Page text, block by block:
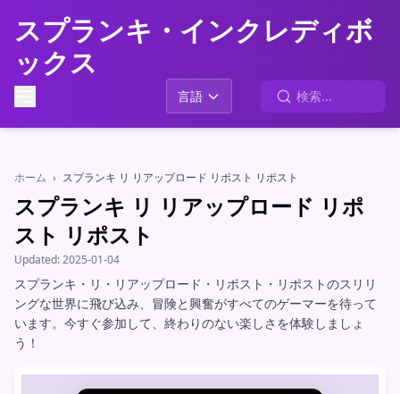
スプランキ・インクレディボ
ックス
言語
ホーム › スプランキ リ リアップロード リポスト リポスト
スプランキ リ リアップロード リポ
スト リポスト
Updated:2025-01-04
スプランキ・リ・リアップロード・リポスト・リポストのスリリ
ングな世界に飛び込み、冒険と興奮がすべてのゲーマーを待って
います。今すぐ参加して、終わりのない楽しさを体験しましょ
う！